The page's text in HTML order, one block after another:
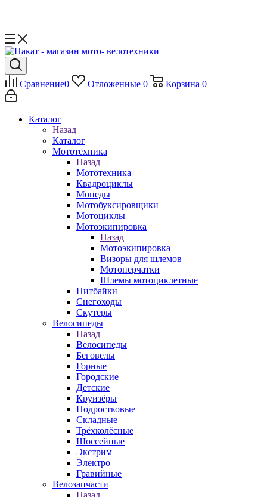
Сравнение0 Отложенные 0 Корзина 0
Каталог
Назад
Каталог
Мототехника
Назад
Мототехника
Квадроциклы
Мопеды
Мотобуксировщики
Мотоциклы
Мотоэкипировка
Назад
Мотоэкипировка
Визоры для шлемов
Мотоперчатки
Шлемы мотоциклетные
Питбайки
Снегоходы
Скутеры
Велосипеды
Назад
Велосипеды
Беговелы
Горные
Городские
Детские
Круизёры
Подростковые
Складные
Трёхколёсные
Шоссейные
Экстрим
Электро
Гравийные
Велозапчасти
Назад